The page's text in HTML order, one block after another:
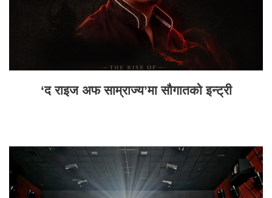
‘द राइज अफ साम्राज्य’मा सौगातको इन्ट्री